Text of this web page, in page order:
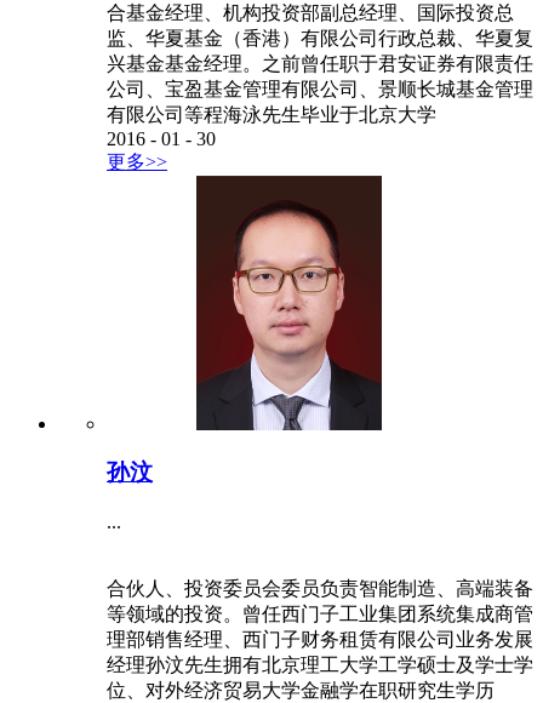
合基金经理、机构投资部副总经理、国际投资总
监、华夏基金（香港）有限公司行政总裁、华夏复
兴基金基金经理。之前曾任职于君安证券有限责任
公司、宝盈基金管理有限公司、景顺长城基金管理
有限公司等程海泳先生毕业于北京大学
2016 - 01 - 30
更多>>
孙汶
...
合伙人、投资委员会委员负责智能制造、高端装备
等领域的投资。曾任西门子工业集团系统集成商管
理部销售经理、西门子财务租赁有限公司业务发展
经理孙汶先生拥有北京理工大学工学硕士及学士学
位、对外经济贸易大学金融学在职研究生学历